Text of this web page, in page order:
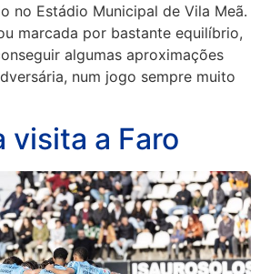
no Estádio Municipal de Vila Meã.
marcada por bastante equilíbrio,
algumas aproximações
num jogo sempre muito
visita a Faro